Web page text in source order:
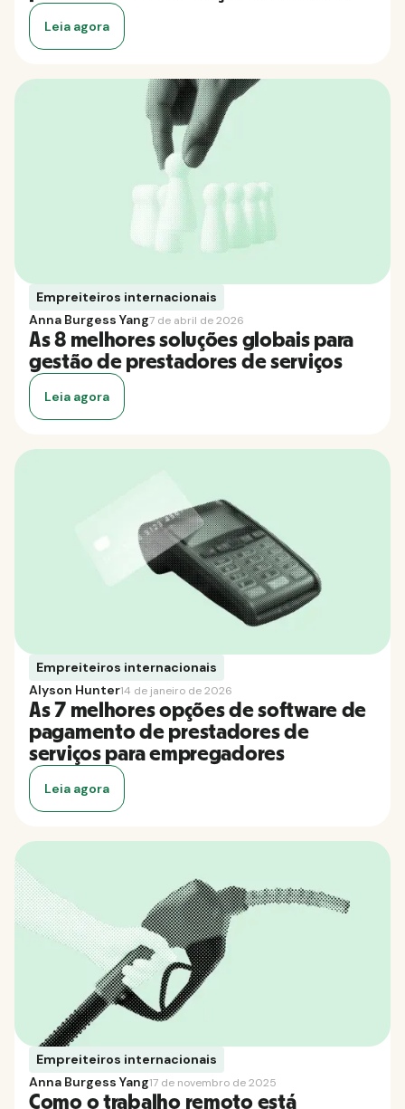
Leia agora
Empreiteiros internacionais
Anna Burgess Yang7 de abril de 2026
As 8 melhores soluções globais para
gestão de prestadores de serviços
Leia agora
Empreiteiros internacionais
Alyson Hunter14 de janeiro de 2026
As 7 melhores opções de software de
pagamento de prestadores de
serviços para empregadores
Leia agora
Empreiteiros internacionais
Anna Burgess Yang17 de novembro de 2025
Como o trabalho remoto está